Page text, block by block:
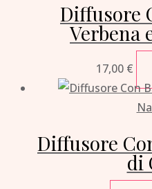
Diffusore
Verbena
17,00 €
Diffusore
di